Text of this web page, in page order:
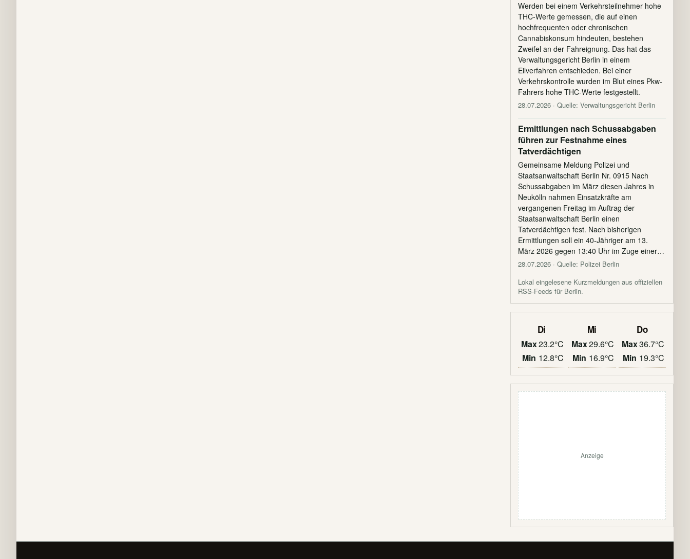
Werden bei einem Verkehrsteilnehmer hohe
THC-Werte gemessen, die auf einen
hochfrequenten oder chronischen
Cannabiskonsum hindeuten, bestehen
Zweifel an der Fahreignung. Das hat das
Verwaltungsgericht Berlin in einem
Eilverfahren entschieden. Bei einer
Verkehrskontrolle wurden im Blut eines Pkw-
Fahrers hohe THC-Werte festgestellt.
28.07.2026 · Quelle: Verwaltungsgericht Berlin
Ermittlungen nach Schussabgaben
führen zur Festnahme eines
Tatverdächtigen
Gemeinsame Meldung Polizei und
Staatsanwaltschaft Berlin Nr. 0915 Nach
Schussabgaben im März diesen Jahres in
Neukölln nahmen Einsatzkräfte am
vergangenen Freitag im Auftrag der
Staatsanwaltschaft Berlin einen
Tatverdächtigen fest. Nach bisherigen
Ermittlungen soll ein 40-Jähriger am 13.
März 2026 gegen 13:40 Uhr im Zuge einer…
28.07.2026 · Quelle: Polizei Berlin
Lokal eingelesene Kurzmeldungen aus offiziellen
RSS-Feeds für Berlin.
Di
Max23.2°C
Min 12.8°C
Mi
Max29.6°C
Min 16.9°C
Do
Max36.7°C
Min 19.3°C
Anzeige